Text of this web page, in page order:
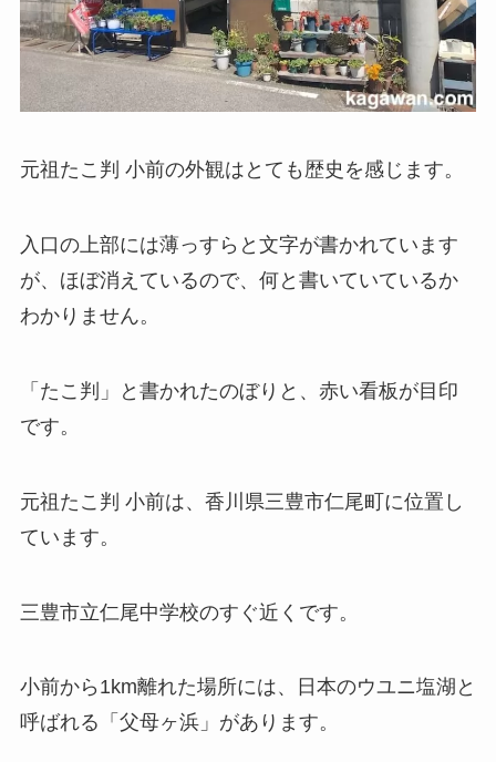
元祖たこ判 小前の外観はとても歴史を感じます。
入口の上部には薄っすらと文字が書かれています
が、ほぼ消えているので、何と書いていているか
わかりません。
「たこ判」と書かれたのぼりと、赤い看板が目印
です。
元祖たこ判 小前は、香川県三豊市仁尾町に位置し
ています。
三豊市立仁尾中学校のすぐ近くです。
小前から1km離れた場所には、日本のウユニ塩湖と
呼ばれる「父母ヶ浜」があります。